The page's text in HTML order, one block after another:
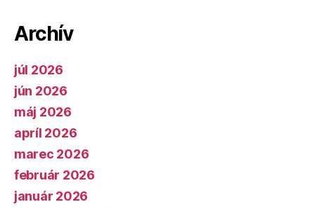
Archív
júl 2026
jún 2026
máj 2026
apríl 2026
marec 2026
február 2026
január 2026